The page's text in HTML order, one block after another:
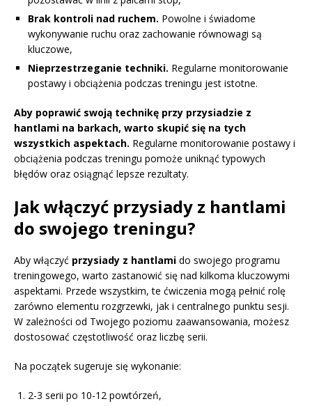
Brak kontroli nad ruchem. Powolne i świadome
wykonywanie ruchu oraz zachowanie równowagi są
kluczowe,
Nieprzestrzeganie techniki. Regularne monitorowanie
postawy i obciążenia podczas treningu jest istotne.
Aby poprawić swoją technikę przy przysiadzie z
hantlami na barkach, warto skupić się na tych
wszystkich aspektach. Regularne monitorowanie postawy i
obciążenia podczas treningu pomoże uniknąć typowych
błędów oraz osiągnąć lepsze rezultaty.
Jak włączyć przysiady z hantlami
do swojego treningu?
Aby włączyć przysiady z hantlami do swojego programu
treningowego, warto zastanowić się nad kilkoma kluczowymi
aspektami. Przede wszystkim, te ćwiczenia mogą pełnić rolę
zarówno elementu rozgrzewki, jak i centralnego punktu sesji.
W zależności od Twojego poziomu zaawansowania, możesz
dostosować częstotliwość oraz liczbę serii.
Na początek sugeruje się wykonanie:
2-3 serii po 10-12 powtórzeń,